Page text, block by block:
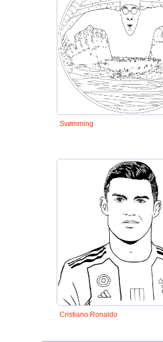
Svømming
Cristiano Ronaldo